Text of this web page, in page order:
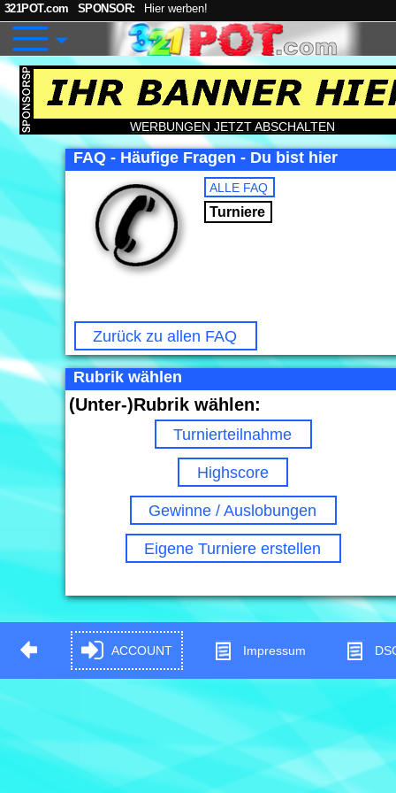
321POT.com SPONSOR: Hier werben!
WERBUNGEN JETZT ABSCHALTEN
FAQ - Häufige Fragen - Du bist hier
ALLE FAQ
Turniere
Zurück zu allen FAQ
Rubrik wählen
(Unter-)Rubrik wählen:
Turnierteilnahme
Highscore
Gewinne / Auslobungen
Eigene Turniere erstellen
ACCOUNT Impressum